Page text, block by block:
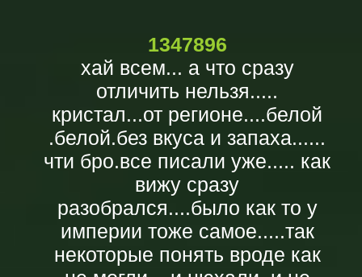
1347896
хай всем... а что сразу
отличить нельзя.....
кристал...от регионе....белой
.белой.без вкуса и запаха......
чти бро.все писали уже..... как
вижу сразу
разобрался....было как то у
империи тоже самое.....так
некоторые понять вроде как